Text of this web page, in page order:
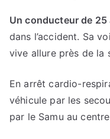
Un conducteur de
dans l’accident. Sa
vive allure près de la
En arrêt cardio-
véhicule par les
par le Samu au